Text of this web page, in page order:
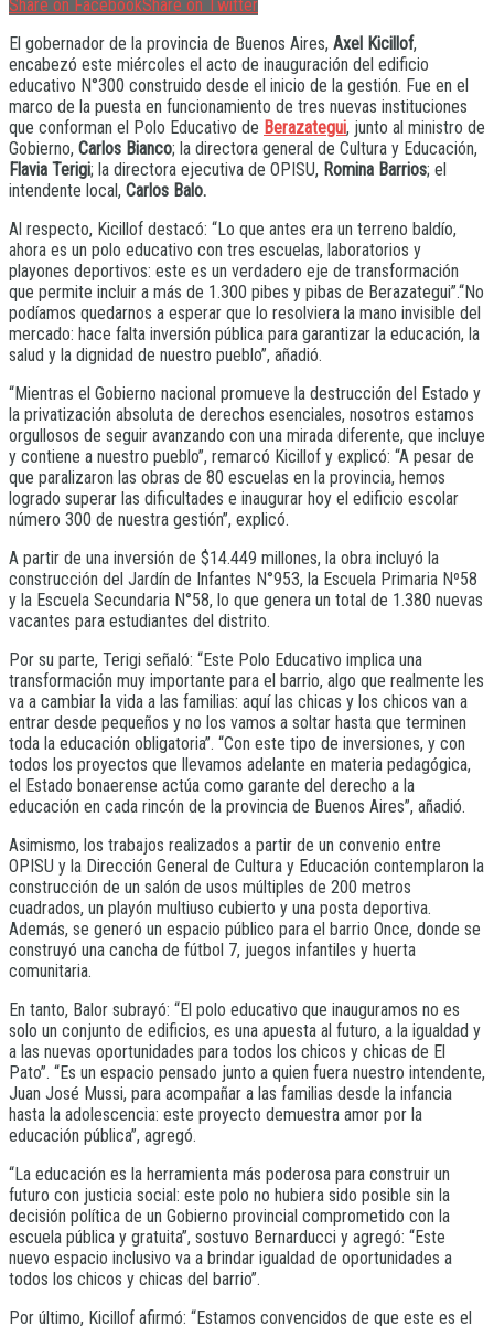
Share on FacebookShare on Twitter
El gobernador de la provincia de Buenos Aires, Axel Kicillof,
encabezó este miércoles el acto de inauguración del edificio
educativo N°300 construido desde el inicio de la gestión. Fue en el
marco de la puesta en funcionamiento de tres nuevas instituciones
que conforman el Polo Educativo de Berazategui, junto al ministro de
Gobierno, Carlos Bianco; la directora general de Cultura y Educación,
Flavia Terigi; la directora ejecutiva de OPISU, Romina Barrios; el
intendente local, Carlos Balo.
Al respecto, Kicillof destacó: “Lo que antes era un terreno baldío,
ahora es un polo educativo con tres escuelas, laboratorios y
playones deportivos: este es un verdadero eje de transformación
que permite incluir a más de 1.300 pibes y pibas de Berazategui”.“No
podíamos quedarnos a esperar que lo resolviera la mano invisible del
mercado: hace falta inversión pública para garantizar la educación, la
salud y la dignidad de nuestro pueblo”, añadió.
“Mientras el Gobierno nacional promueve la destrucción del Estado y
la privatización absoluta de derechos esenciales, nosotros estamos
orgullosos de seguir avanzando con una mirada diferente, que incluye
y contiene a nuestro pueblo”, remarcó Kicillof y explicó: “A pesar de
que paralizaron las obras de 80 escuelas en la provincia, hemos
logrado superar las dificultades e inaugurar hoy el edificio escolar
número 300 de nuestra gestión”, explicó.
A partir de una inversión de $14.449 millones, la obra incluyó la
construcción del Jardín de Infantes N°953, la Escuela Primaria Nº58
y la Escuela Secundaria N°58, lo que genera un total de 1.380 nuevas
vacantes para estudiantes del distrito.
Por su parte, Terigi señaló: “Este Polo Educativo implica una
transformación muy importante para el barrio, algo que realmente les
va a cambiar la vida a las familias: aquí las chicas y los chicos van a
entrar desde pequeños y no los vamos a soltar hasta que terminen
toda la educación obligatoria”. “Con este tipo de inversiones, y con
todos los proyectos que llevamos adelante en materia pedagógica,
el Estado bonaerense actúa como garante del derecho a la
educación en cada rincón de la provincia de Buenos Aires”, añadió.
Asimismo, los trabajos realizados a partir de un convenio entre
OPISU y la Dirección General de Cultura y Educación contemplaron la
construcción de un salón de usos múltiples de 200 metros
cuadrados, un playón multiuso cubierto y una posta deportiva.
Además, se generó un espacio público para el barrio Once, donde se
construyó una cancha de fútbol 7, juegos infantiles y huerta
comunitaria.
En tanto, Balor subrayó: “El polo educativo que inauguramos no es
solo un conjunto de edificios, es una apuesta al futuro, a la igualdad y
a las nuevas oportunidades para todos los chicos y chicas de El
Pato”. “Es un espacio pensado junto a quien fuera nuestro intendente,
Juan José Mussi, para acompañar a las familias desde la infancia
hasta la adolescencia: este proyecto demuestra amor por la
educación pública”, agregó.
“La educación es la herramienta más poderosa para construir un
futuro con justicia social: este polo no hubiera sido posible sin la
decisión política de un Gobierno provincial comprometido con la
escuela pública y gratuita”, sostuvo Bernarducci y agregó: “Este
nuevo espacio inclusivo va a brindar igualdad de oportunidades a
todos los chicos y chicas del barrio”.
Por último, Kicillof afirmó: “Estamos convencidos de que este es el